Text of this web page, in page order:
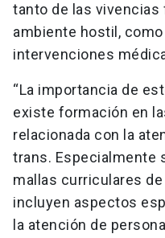
tanto de las vivencias
ambiente hostil,
intervenciones
“La importancia de
existe formación en
relacionada con la
trans. Especialmente
mallas curriculares
incluyen aspectos
la atención de